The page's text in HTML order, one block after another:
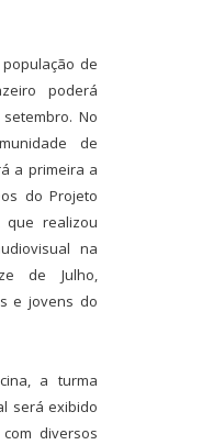
de
poderá
No
de
a primeira a
do Projeto
que realizou
na
de Julho,
e jovens do
a turma
será exibido
diversos